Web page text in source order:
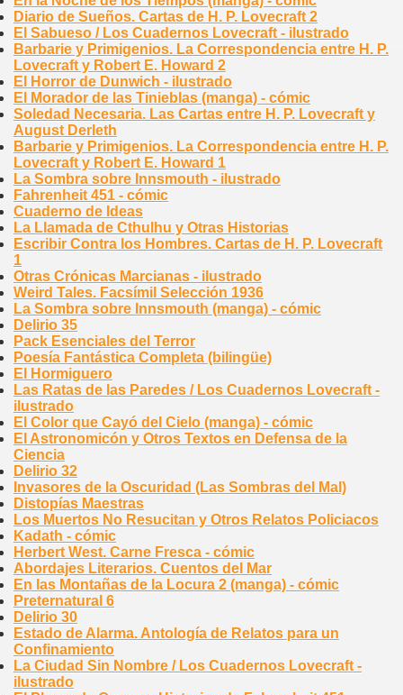
Diario de Sueños. Cartas de H. P. Lovecraft 2
El Sabueso / Los Cuadernos Lovecraft - ilustrado
Barbarie y Primigenios. La Correspondencia entre H. P.
Lovecraft y Robert E. Howard 2
El Horror de Dunwich - ilustrado
El Morador de las Tinieblas (manga) - cómic
Soledad Necesaria. Las Cartas entre H. P. Lovecraft y
August Derleth
Barbarie y Primigenios. La Correspondencia entre H. P.
Lovecraft y Robert E. Howard 1
La Sombra sobre Innsmouth - ilustrado
Fahrenheit 451 - cómic
Cuaderno de Ideas
La Llamada de Cthulhu y Otras Historias
Escribir Contra los Hombres. Cartas de H. P. Lovecraft
1
Otras Crónicas Marcianas - ilustrado
Weird Tales. Facsímil Selección 1936
La Sombra sobre Innsmouth (manga) - cómic
Delirio 35
Pack Esenciales del Terror
Poesía Fantástica Completa (bilingüe)
El Hormiguero
Las Ratas de las Paredes / Los Cuadernos Lovecraft -
ilustrado
El Color que Cayó del Cielo (manga) - cómic
El Astronomicón y Otros Textos en Defensa de la
Ciencia
Delirio 32
Invasores de la Oscuridad (Las Sombras del Mal)
Distopías Maestras
Los Muertos No Resucitan y Otros Relatos Policiacos
Kadath - cómic
Herbert West. Carne Fresca - cómic
Abordajes Literarios. Cuentos del Mar
En las Montañas de la Locura 2 (manga) - cómic
Preternatural 6
Delirio 30
Estado de Alarma. Antología de Relatos para un
Confinamiento
La Ciudad Sin Nombre / Los Cuadernos Lovecraft -
ilustrado